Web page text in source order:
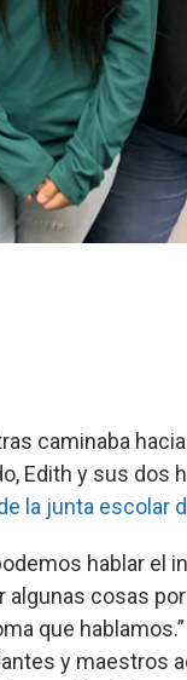
caminaba
Edith y sus dos
la junta escolar
hablar el
cosas
que hablamos.”
y maestros